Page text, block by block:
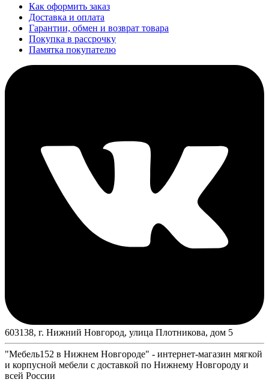
Как оформить заказ
Доставка и оплата
Гарантии, обмен и возврат товара
Покупка в рассрочку
Памятка покупателю
603138, г. Нижний Новгород, улица Плотникова, дом 5
"Мебель152 в Нижнем Новгороде" - интернет-магазин мягкой
и корпусной мебели с доставкой по Нижнему Новгороду и
всей России